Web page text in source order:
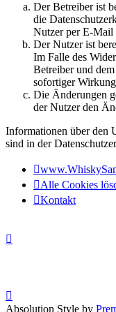
Der Betreiber ist
die
Nutzer per E-Mail
Der Nutzer ist
Im Falle des
Betreiber und
sofortiger
Die Änderungen
der Nutzer den
Informationen über den
sind in der
Alle Cookies
Kontakt
Absolution Style by